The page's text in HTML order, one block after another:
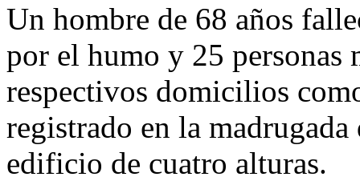
Un hombre de 68 años
por el humo y 25 personas
respectivos domicilios
registrado en la
edificio de cuatro alturas.